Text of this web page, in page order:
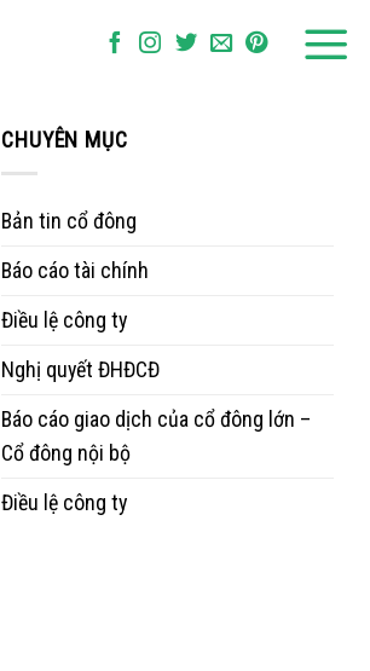
CHUYÊN MỤC
Bản tin cổ đông
Báo cáo tài chính
Điều lệ công ty
Nghị quyết ĐHĐCĐ
Báo cáo giao dịch của cổ đông lớn –
Cổ đông nội bộ
Điều lệ công ty